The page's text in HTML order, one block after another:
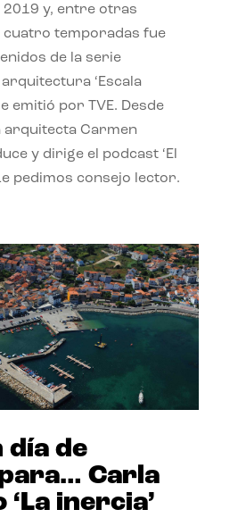
2019 y, entre otras
cuatro temporadas fue
de la serie
‘Escala
emitió por TVE. Desde
arquitecta Carmen
y dirige el podcast ‘El
pedimos consejo lector.
día de
Carla
inercia’